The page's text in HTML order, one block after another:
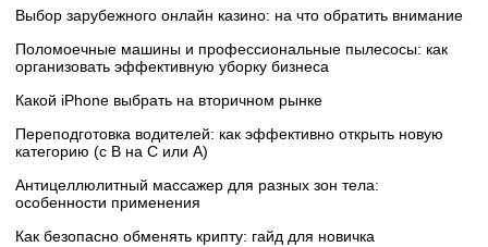
Выбор зарубежного онлайн казино: на что обратить внимание
Поломоечные машины и профессиональные пылесосы: как
организовать эффективную уборку бизнеса
Какой iPhone выбрать на вторичном рынке
Переподготовка водителей: как эффективно открыть новую
категорию (с B на C или А)
Антицеллюлитный массажер для разных зон тела:
особенности применения
Как безопасно обменять крипту: гайд для новичка